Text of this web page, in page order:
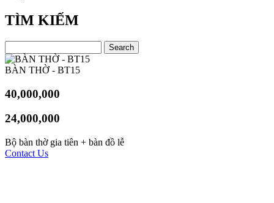
TÌM KIẾM
BÀN THỜ - BT15
40,000,000
24,000,000
Bộ bàn thờ gia tiên + bàn đồ lễ
Contact Us